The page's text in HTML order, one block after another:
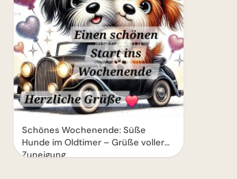
Schönes Wochenende: Süße
Hunde im Oldtimer – Grüße voller
Zuneigung